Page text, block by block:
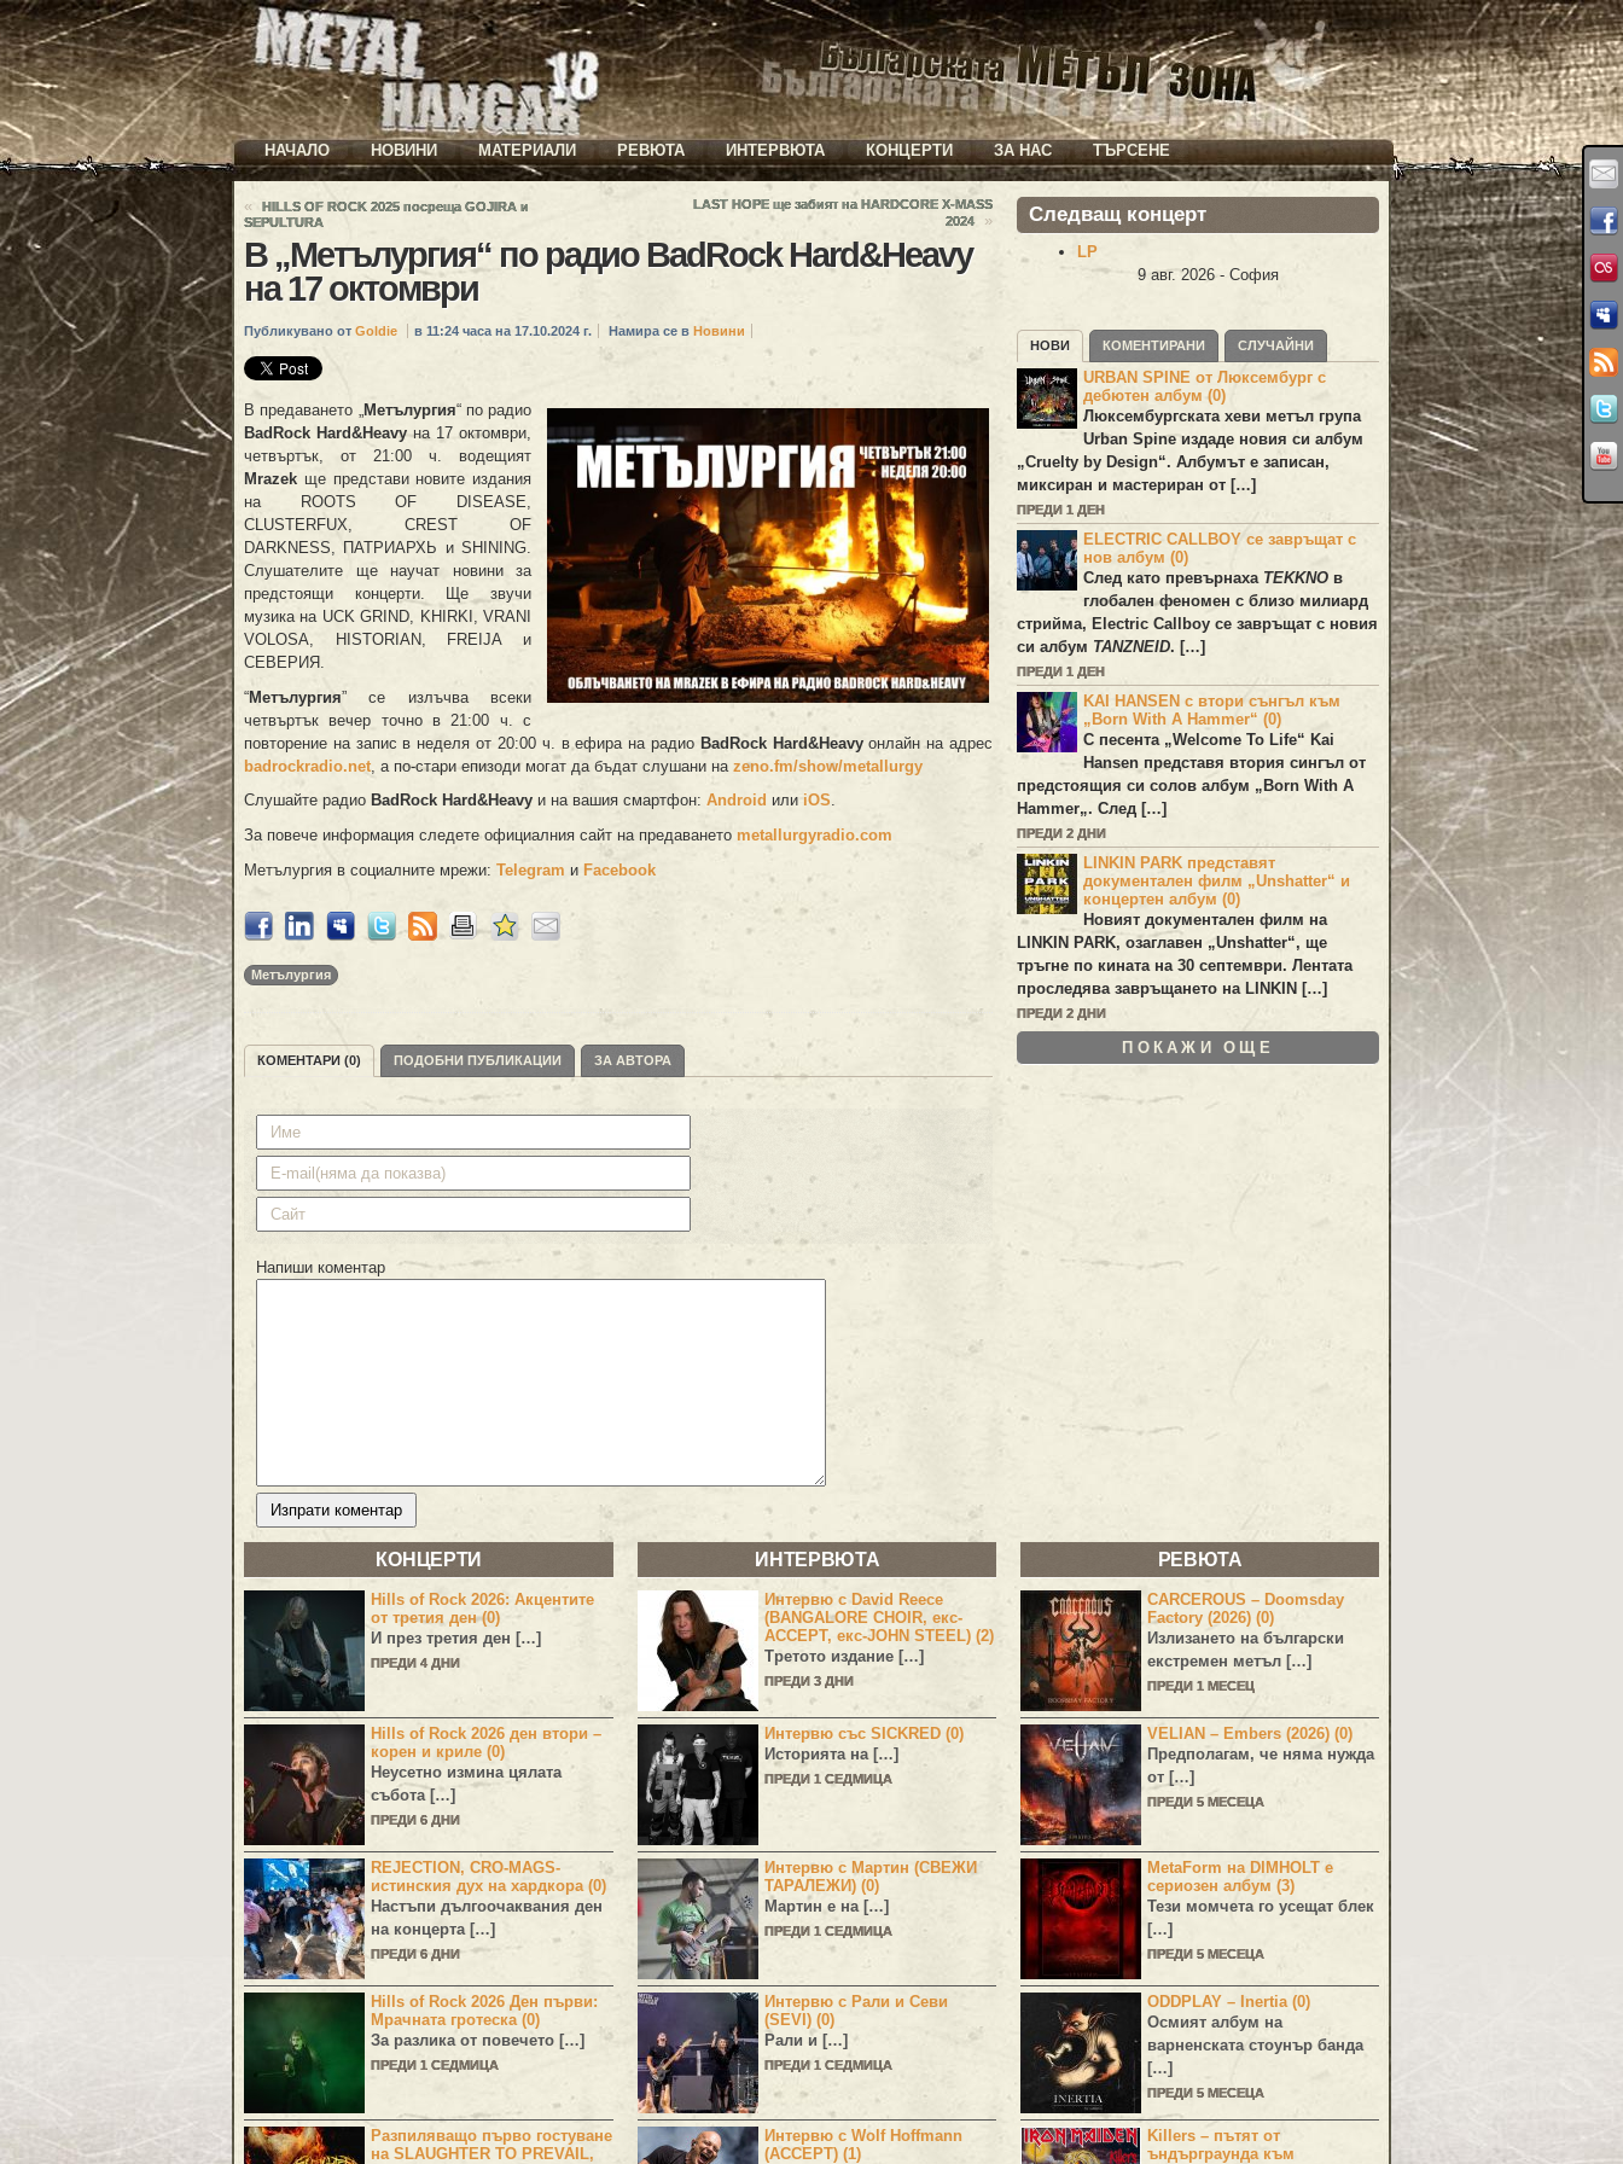
НАЧАЛО НОВИНИ МАТЕРИАЛИ РЕВЮТА ИНТЕРВЮТА КОНЦЕРТИ ЗА НАС ТЪРСЕНЕ
«
HILLS OF ROCK 2025 посреща GOJIRA и
SEPULTURA
LAST HOPE ще забият на HARDCORE X-MASS
2024
»
В „Метълургия“ по радио BadRock Hard&Heavy
на 17 октомври
Публикувано от Goldie в 11:24 часа на 17.10.2024 г. Намира се в Новини
В предаването „ Метълургия“ по радио
BadRock Hard&Heavy на 17 октомври,
четвъртък, от 21:00 ч. водещият
Mrazek ще представи новите издания
на ROOTS OF DISEASE,
CLUSTERFUX, CREST OF
DARKNESS, ПАТРИАРХЬ и SHINING.
Слушателите ще научат новини за
предстоящи концерти. Ще звучи
музика на UCK GRIND, KHIRKI, VRANI
VOLOSA, HISTORIAN, FREIJA и
СЕВЕРИЯ.
“Метълургия” се излъчва всеки
четвъртък вечер точно в 21:00 ч. с
повторение на запис в неделя от 20:00 ч. в ефира на радио BadRock Hard&Heavyонлайн на адрес
badrockradio.net , а по-стари епизоди могат да бъдат слушани на zeno.fm/show/metallurgy
Слушайте радио BadRock Hard&Heavy и на вашия смартфон: Android или iOS.
За повече информация следете официалния сайт на предаването metallurgyradio.com
Метълургия в социалните мрежи: Telegram и Facebook
Метълургия
КОМЕНТАРИ (0) ПОДОБНИ ПУБЛИКАЦИИ ЗА АВТОРА
Напиши коментар
Следващ концерт
LP
9 авг. 2026 - София
НОВИ КОМЕНТИРАНИ СЛУЧАЙНИ
URBAN SPINE от Люксембург с
дебютен албум (0)
Люксембургската хеви метъл група
Urban Spineиздаде новия си албум
„Cruelty by Design“. Албумът е записан,
миксиран и мастериран от […]
ПРЕДИ 1 ДЕН
ELECTRIC CALLBOY се завръщат с
нов албум (0)
След като превърнаха TEKKNO в
глобален феномен с близо милиард
стрийма, Electric Callboy се завръщат с новия
си албум TANZNEID. […]
ПРЕДИ 1 ДЕН
KAI HANSEN с втори сънгъл към
„Born With A Hammer“ (0)
С песента „Welcome To Life“ Kai
Hansen представя втория сингъл от
предстоящия си солов албум „ Born With A
Hammer„. След […]
ПРЕДИ 2 ДНИ
LINKIN PARK представят
документален филм „Unshatter“ и
концертен албум (0)
Новият документален филм на
LINKIN PARK, озаглавен „Unshatter“, ще
тръгне по кината на 30 септември. Лентата
проследява завръщането наLINKIN […]
ПРЕДИ 2 ДНИ
ПОКАЖИ ОЩЕ
КОНЦЕРТИ
Hills of Rock 2026: Акцентите
от третия ден (0)
И през третия ден […]
ПРЕДИ 4 ДНИ
Hills of Rock 2026 ден втори –
корен и криле (0)
Неусетно измина цялата
събота […]
ПРЕДИ 6 ДНИ
REJECTION, CRO-MAGS-
истинския дух на хардкора (0)
Настъпи дългоочаквания ден
на концерта […]
ПРЕДИ 6 ДНИ
Hills of Rock 2026 Ден първи:
Мрачната гротеска (0)
За разлика от повечето […]
ПРЕДИ 1 СЕДМИЦА
Разпиляващо първо гостуване
на SLAUGHTER TO PREVAIL,
ИНТЕРВЮТА
Интервю с David Reece
(BANGALORE CHOIR, екс-
ACCEPT, екс-JOHN STEEL) (2)
Третото издание […]
ПРЕДИ 3 ДНИ
Интервю със SICKRED (0)
Историята на […]
ПРЕДИ 1 СЕДМИЦА
Интервю с Мартин (СВЕЖИ
ТАРАЛЕЖИ) (0)
Мартин е на […]
ПРЕДИ 1 СЕДМИЦА
Интервю с Рали и Севи
(SEVI) (0)
Рали и […]
ПРЕДИ 1 СЕДМИЦА
Интервю с Wolf Hoffmann
(ACCEPT) (1)
РЕВЮТА
CARCEROUS – Doomsday
Factory (2026) (0)
Излизането на български
екстремен метъл […]
ПРЕДИ 1 МЕСЕЦ
VELIAN – Embers (2026) (0)
Предполагам, че няма нужда
от […]
ПРЕДИ 5 МЕСЕЦА
MetaForm на DIMHOLT е
сериозен албум (3)
Тези момчета го усещат блек
[…]
ПРЕДИ 5 МЕСЕЦА
ODDPLAY – Inertia (0)
Осмият албум на
варненската стоунър банда
[…]
ПРЕДИ 5 МЕСЕЦА
Killers – пътят от
ъндърграунда към